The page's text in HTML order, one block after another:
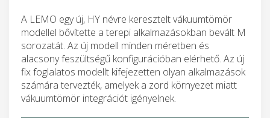
A LEMO egy új, HY névre keresztelt vákuumtömör
modellel bővítette a terepi alkalmazásokban bevált M
sorozatát. Az új modell minden méretben és
alacsony feszültségű konfigurációban elérhető. Az új
fix foglalatos modellt kifejezetten olyan alkalmazások
számára tervezték, amelyek a zord környezet miatt
vákuumtömör integrációt igényelnek.